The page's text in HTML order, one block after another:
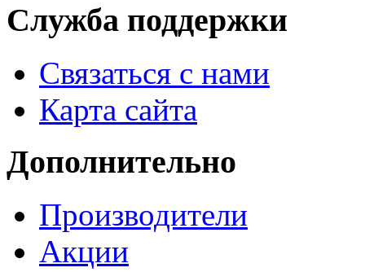
Служба поддержки
Связаться с нами
Карта сайта
Дополнительно
Производители
Акции